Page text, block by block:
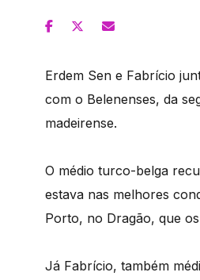
Erdem Sen e Fabrício
com o Belenenses, da
madeirense.
O médio turco-belga
estava nas melhores
Porto, no Dragão, que
Já Fabrício, também